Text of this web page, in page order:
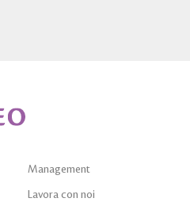
Management
Lavora con noi